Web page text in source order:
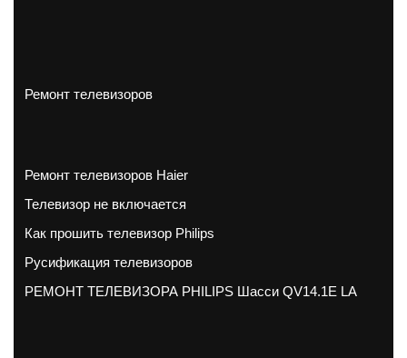
Ремонт телевизоров
Ремонт телевизоров Haier
Телевизор не включается
Как прошить телевизор Philips
Русификация телевизоров
РЕМОНТ ТЕЛЕВИЗОРА PHILIPS Шасси QV14.1E LA